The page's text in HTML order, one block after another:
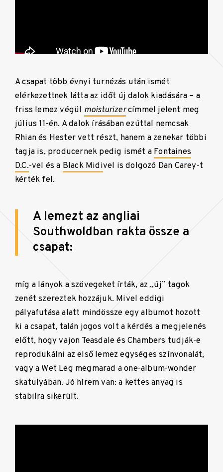
A csapat több évnyi turnézás után ismét
elérkezettnek látta az időt új dalok kiadására – a
friss lemez végül moisturizercímmel jelent meg
július 11-én. A dalok írásában ezúttal nemcsak
Rhian és Hester vett részt, hanem a zenekar többi
tagja is, producernek pedig ismét a Fontaines
D.C.-vel és a Black Midivel is dolgozó Dan Carey-t
kérték fel.
A lemezt az angliai
Southwoldban rakta össze a
csapat:
míg a lányok a szövegeket írták, az „új” tagok
zenét szereztek hozzájuk. Mivel eddigi
pályafutása alatt mindössze egy albumot hozott
ki a csapat, talán jogos volt a kérdés a megjelenés
előtt, hogy vajon Teasdale és Chambers tudják-e
reprodukálni az első lemez egységes színvonalát,
vagy a Wet Leg megmarad a one-album-wonder
skatulyában. Jó hírem van: a kettes anyag is
stabilra sikerült.